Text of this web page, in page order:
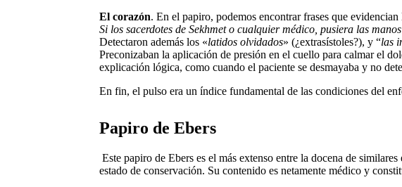
El corazón. En el papiro, podemos encontrar frases que
Si los sacerdotes de Sekhmet o cualquier médico, pusiera las
Detectaron además los «latidos olvidados» (¿extrasístoles?), y “las
Preconizaban la aplicación de presión en el cuello para calmar el
explicación lógica, como cuando el paciente se desmayaba y no
En fin, el pulso era un índice fundamental de las condiciones del
Papiro de Ebers
Este papiro de Ebers es el más extenso entre la docena de
estado de conservación. Su contenido es netamente médico y